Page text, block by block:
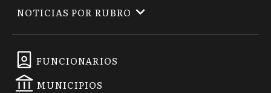
FUNCIONARIOS
MUNICIPIOS
NOTICIAS POR RUBRO